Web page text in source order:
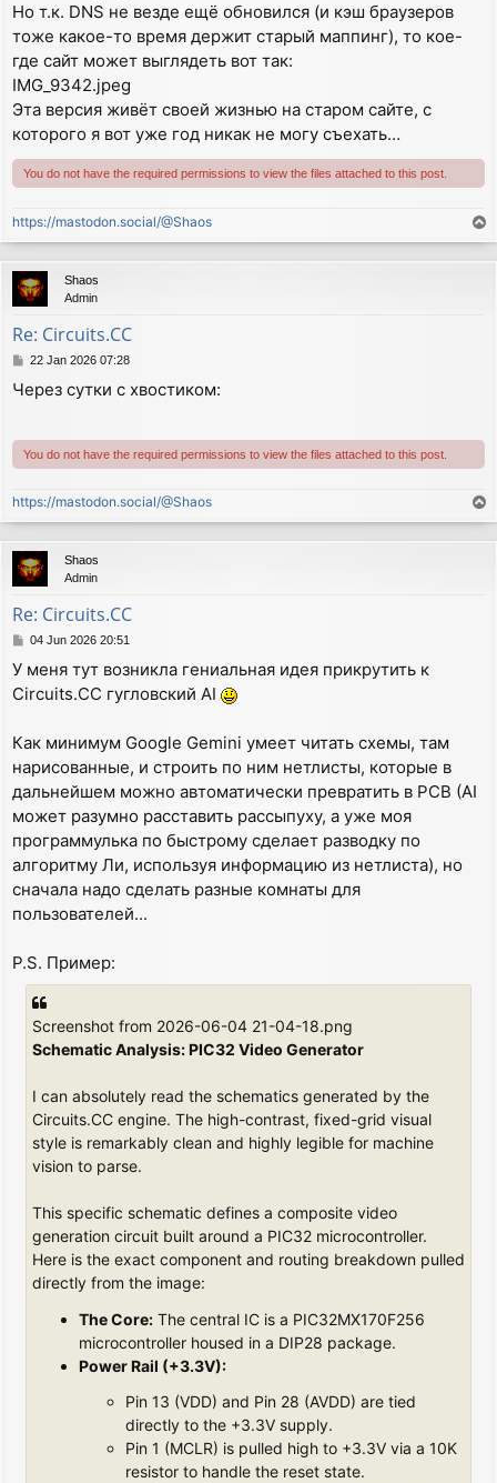
Но т.к. DNS не везде ещё обновился (и кэш браузеров
тоже какое-то время держит старый маппинг), то кое-
где сайт может выглядеть вот так:
IMG_9342.jpeg
Эта версия живёт своей жизнью на старом сайте, с
которого я вот уже год никак не могу съехать…
You do not have the required permissions to view the files attached to this post.
https://mastodon.social/@Shaos
o
p
Shaos
Admin
Re: Circuits.CC
P
s
22 Jan 2026 07:28
Через сутки с хвостиком:
You do not have the required permissions to view the files attached to this post.
https://mastodon.social/@Shaos
o
p
Shaos
Admin
Re: Circuits.CC
P
s
t
04 Jun 2026 20:51
У меня тут возникла гениальная идея прикрутить к
Circuits.CC гугловский AI
Как минимум Google Gemini умеет читать схемы, там
нарисованные, и строить по ним нетлисты, которые в
дальнейшем можно автоматически превратить в PCB (AI
может разумно расставить рассыпуху, а уже моя
программулька по быстрому сделает разводку по
алгоритму Ли, используя информацию из нетлиста), но
сначала надо сделать разные комнаты для
пользователей...
P.S. Пример:
Screenshot from 2026-06-04 21-04-18.png
Schematic Analysis: PIC32 Video Generator
I can absolutely read the schematics generated by the
Circuits.CC engine. The high-contrast, fixed-grid visual
style is remarkably clean and highly legible for machine
vision to parse.
This specific schematic defines a composite video
generation circuit built around a PIC32 microcontroller.
Here is the exact component and routing breakdown pulled
directly from the image:
The Core: The central IC is a PIC32MX170F256
microcontroller housed in a DIP28 package.
Power Rail (+3.3V):
Pin 13 (VDD) and Pin 28 (AVDD) are tied
directly to the +3.3V supply.
Pin 1 (MCLR) is pulled high to +3.3V via a 10K
resistor to handle the reset state.